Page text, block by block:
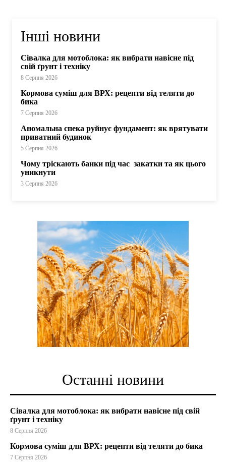
Інші новини
Сівалка для мотоблока: як вибрати навісне під
свій ґрунт і техніку
8 Серпня 2026
Кормова суміш для ВРХ: рецепти від теляти до
бика
7 Серпня 2026
Аномальна спека руйнує фундамент: як врятувати
приватний будинок
5 Серпня 2026
Чому тріскають банки під час закатки та як цього
уникнути
3 Серпня 2026
Останні новини
Сівалка для мотоблока: як вибрати навісне під свій
ґрунт і техніку
8 Серпня 2026
Кормова суміш для ВРХ: рецепти від теляти до бика
7 Серпня 2026